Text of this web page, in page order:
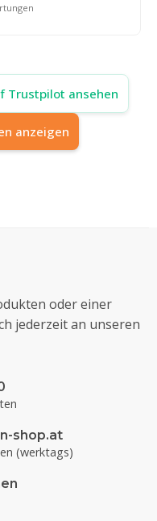
Trustpilot ansehen
anzeigen
oder einer
jederzeit an unseren
shop.at
(werktags)